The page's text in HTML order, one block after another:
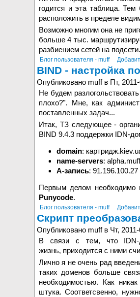
годится и эта таблица. Тем
расположить в пределе
Возможно многим она не
больше 4 тыс.
разбиением сетей на подсети.
Блог пользователя - muff
BIND - настройка
Опубликовано muff в Пт,
Не будем
плохо?". Мне, как
поставленных задач...
Итак, ТЗ следующее -
BIND 9.4.3 поддержки IDN-
domain:
name-servers:
A-запись: 91.196.100.27
Первым делом необходимо
Punycode.
Блог пользователя - muff
Скрипт
Опубликовано muff в Чт,
В связи с тем, что IDN-
жизнь, приходится с ними
Лично я не очень рад
таких доменов больше
необходимостью. Как
штука. Соответсвенно,